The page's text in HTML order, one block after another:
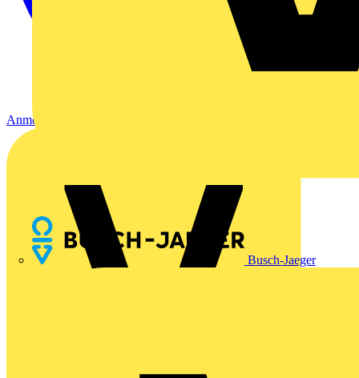
Busch-Jaeger
Anmelden